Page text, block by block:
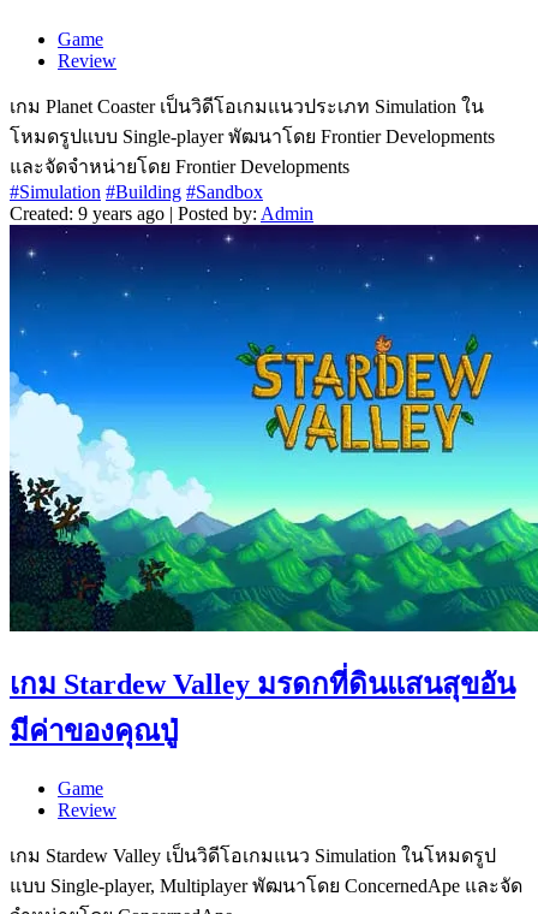
Game
Review
เกม Planet Coaster เป็นวิดีโอเกมแนวประเภท Simulation ใน
โหมดรูปแบบ Single-player พัฒนาโดย Frontier Developments
และจัดจำหน่ายโดย Frontier Developments
#Simulation #Building #Sandbox
Created: 9 years ago | Posted by: Admin
เกม Stardew Valley มรดกที่ดินแสนสุขอัน
มีค่าของคุณปู่
Game
Review
เกม Stardew Valley เป็นวิดีโอเกมแนว Simulation ในโหมดรูป
แบบ Single-player, Multiplayer พัฒนาโดย ConcernedApe และจัด